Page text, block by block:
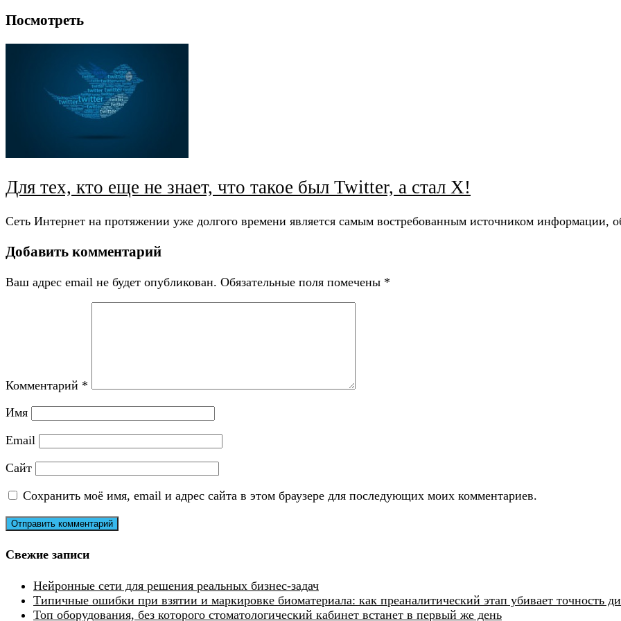
Посмотреть
Для тех, кто еще не знает, что такое был Twitter, а стал Х!
Сеть Интернет на протяжении уже долгого времени является самым востребованным источником информации,
Добавить комментарий
Ваш адрес email не будет опубликован. Обязательные поля помечены *
Комментарий *
Имя
Email
Сайт
Сохранить моё имя, email и адрес сайта в этом браузере для последующих моих комментариев.
Свежие записи
Нейронные сети для решения реальных бизнес-задач
Типичные ошибки при взятии и маркировке биоматериала: как преаналитический этап убивает точность
Топ оборудования, без которого стоматологический кабинет встанет в первый же день